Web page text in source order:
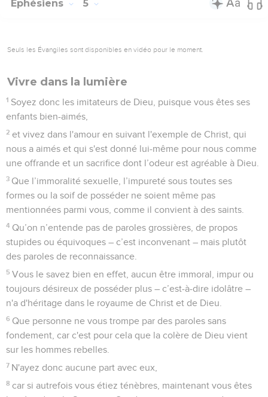
Ephésiens 5
Seuls les Évangiles sont disponibles en vidéo pour le moment.
Vivre dans la lumière
1 Soyez donc les imitateurs de Dieu, puisque vous êtes ses
enfants bien-aimés,
2 et vivez dans l'amour en suivant l'exemple de Christ, qui
nous a aimés et qui s'est donné lui-même pour nous comme
une offrande et un sacrifice dont l’odeur est agréable à Dieu.
3 Que l’immoralité sexuelle, l’impureté sous toutes ses
formes ou la soif de posséder ne soient même pas
mentionnées parmi vous, comme il convient à des saints.
4 Qu’on n’entende pas de paroles grossières, de propos
stupides ou équivoques – c’est inconvenant – mais plutôt
des paroles de reconnaissance.
5 Vous le savez bien en effet, aucun être immoral, impur ou
toujours désireux de posséder plus – c’est-à-dire idolâtre –
n'a d'héritage dans le royaume de Christ et de Dieu.
6 Que personne ne vous trompe par des paroles sans
fondement, car c'est pour cela que la colère de Dieu vient
sur les hommes rebelles.
7 N'ayez donc aucune part avec eux,
8 car si autrefois vous étiez ténèbres, maintenant vous êtes